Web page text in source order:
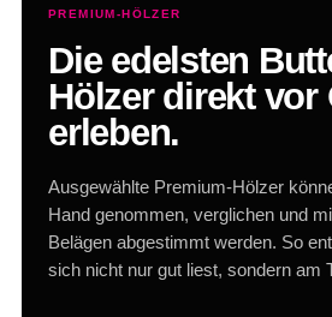
PREMIUM-HÖLZER
Die edelsten
Hölzer direkt vor
erleben.
Ausgewählte Premium-Hölzer
Hand genommen, verglichen und
Belägen abgestimmt werden. So
sich nicht nur gut liest, sondern am